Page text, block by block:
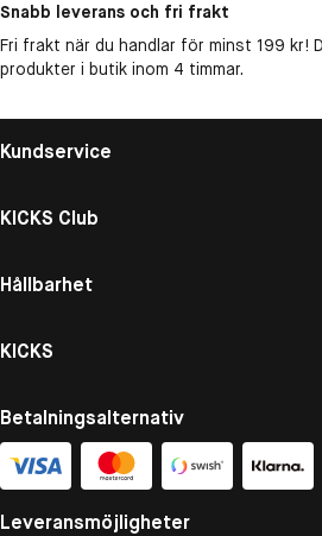
Snabb leverans och fri frakt
Fri frakt när du handlar för minst 199 kr!
produkter i butik inom 4 timmar.
Kundservice
KICKS Club
Hållbarhet
KICKS
Betalningsalternativ
Leveransmöjligheter